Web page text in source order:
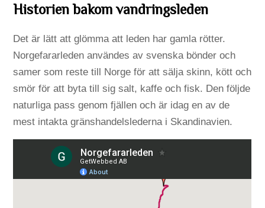
Historien bakom vandringsleden
Det är lätt att glömma att leden har gamla rötter.
Norgefararleden användes av svenska bönder och
samer som reste till Norge för att sälja skinn, kött och
smör för att byta till sig salt, kaffe och fisk. Den följde
naturliga pass genom fjällen och är idag en av de
mest intakta gränshandelslederna i Skandinavien.